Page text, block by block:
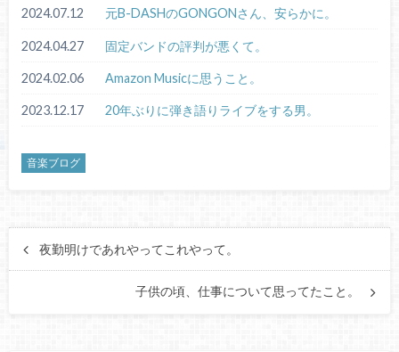
2024.07.12 元B-DASHのGONGONさん、安らかに。
2024.04.27 固定バンドの評判が悪くて。
2024.02.06 Amazon Musicに思うこと。
2023.12.17 20年ぶりに弾き語りライブをする男。
音楽ブログ
夜勤明けであれやってこれやって。
子供の頃、仕事について思ってたこと。